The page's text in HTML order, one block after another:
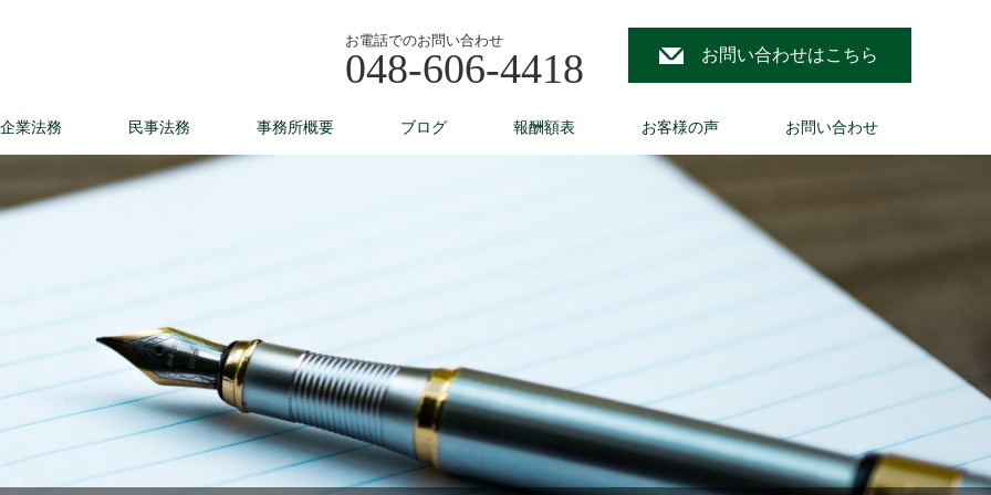
お電話でのお問い合わせ
048-606-4418 お問い合わせはこちら
企業法務 民事法務 事務所概要 ブログ 報酬額表 お客様の声 お問い合わせ